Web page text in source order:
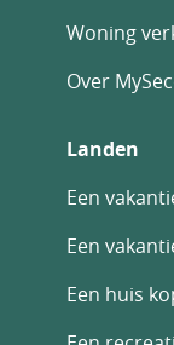
Woning
Over
Landen
Een
Een
Een huis